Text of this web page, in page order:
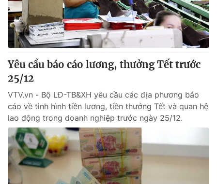
Yêu cầu báo cáo lương, thưởng Tết trước
25/12
VTV.vn - Bộ LĐ-TB&XH yêu cầu các địa phương báo
cáo về tình hình tiền lương, tiền thưởng Tết và quan hệ
lao động trong doanh nghiệp trước ngày 25/12.